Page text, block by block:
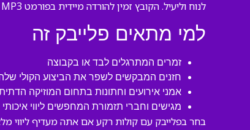
לנוח וליעיל. הקובץ זמין להורדה מיידית בפורמט MP3 בטיכול גבוה.
למי מתאים פלייבק זה
זמרים המתרגלים לבד או בקבוצה
חזנים המבקשים לשפר את הביצוע הקולי
אמני אירועים וחתונות בתחום המוזיקה
מגישים וחברי תזמורת המחפשים ליווי איכותי
בחר בפלייבק עם קולות רקע אם אתה מעדיף ליווי